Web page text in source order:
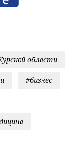
области
#бизнес